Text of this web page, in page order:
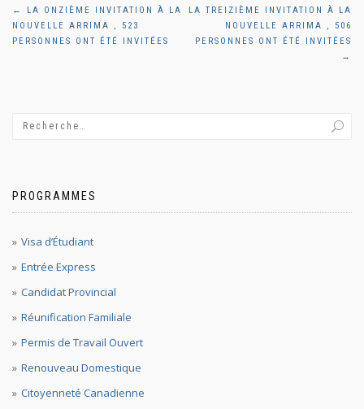
Navigation
de
←
LA ONZIÈME INVITATION À LA
NOUVELLE ARRIMA , 523
PERSONNES ONT ÉTÉ INVITÉES
LA TREIZIÈME INVITATION À LA
NOUVELLE ARRIMA , 506
PERSONNES ONT ÉTÉ INVITÉES
→
PROGRAMMES
Visa d’Étudiant
Entrée Express
Candidat Provincial
Réunification Familiale
Permis de Travail Ouvert
Renouveau Domestique
Citoyenneté Canadienne